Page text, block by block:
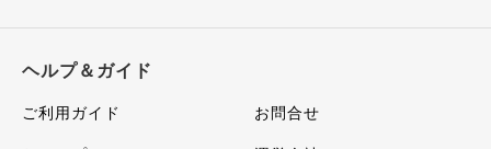
ヘルプ＆ガイド
ご利用ガイド お問合せ